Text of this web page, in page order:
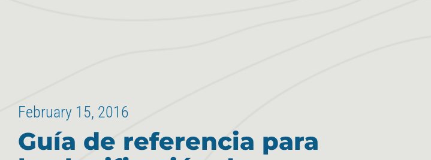
February 15, 2016
Guía de referencia para